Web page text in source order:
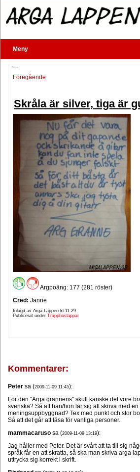
Meny
Föregående
Skråla är silver, tiga är
Argpoäng: 177 (281 röster)
Cred: Janne
Inlagd av Arga Lappen kl 11:29
Publicerat under Trapphuslappar
Kommentarer:
Peter sa (2009-11-09 11:45):
För den "Arga grannens" skull kanske det vore
svenska? Så att han/hon lär sig att skriva med
meningsuppbyggnad? Tex med punkt och stor
Så att det går att läsa för vanliga personer.
mammacaruso sa (2009-11-09 13:19):
Jag håller med Peter. Det är svårt att ta till sig
språk får en att skratta, så ska man skriva arga
uttrycka sig korrekt i skrift.